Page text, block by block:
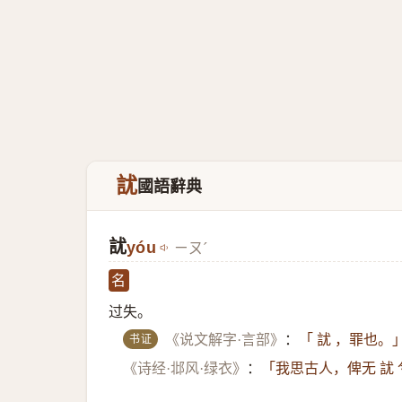
訧國語辭典
訧yóu ㄧㄡˊ
名
过失。
书证 《说文解字·言部》 ：
「 訧 ，罪也。」
《诗经·邶风·绿衣》
： 「我思古人，俾无 訧